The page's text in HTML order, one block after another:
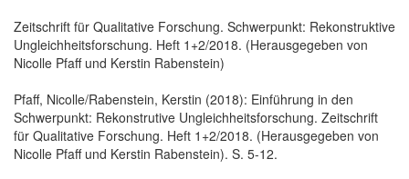
Zeitschrift für Qualitative Forschung. Schwerpunkt: Rekonstruktive
Ungleichheitsforschung. Heft 1+2/2018. (Herausgegeben von
Nicolle Pfaff und Kerstin Rabenstein)
Pfaff, Nicolle/Rabenstein, Kerstin (2018): Einführung in den
Schwerpunkt: Rekonstrutive Ungleichheitsforschung. Zeitschrift
für Qualitative Forschung. Heft 1+2/2018. (Herausgegeben von
Nicolle Pfaff und Kerstin Rabenstein). S. 5-12.